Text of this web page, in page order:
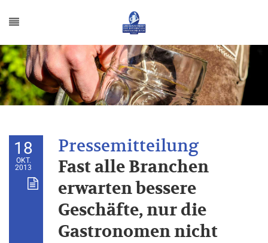
18
OKT.
2013
Fast alle Branchen
erwarten bessere
Geschäfte, nur die
Gastronomen nicht